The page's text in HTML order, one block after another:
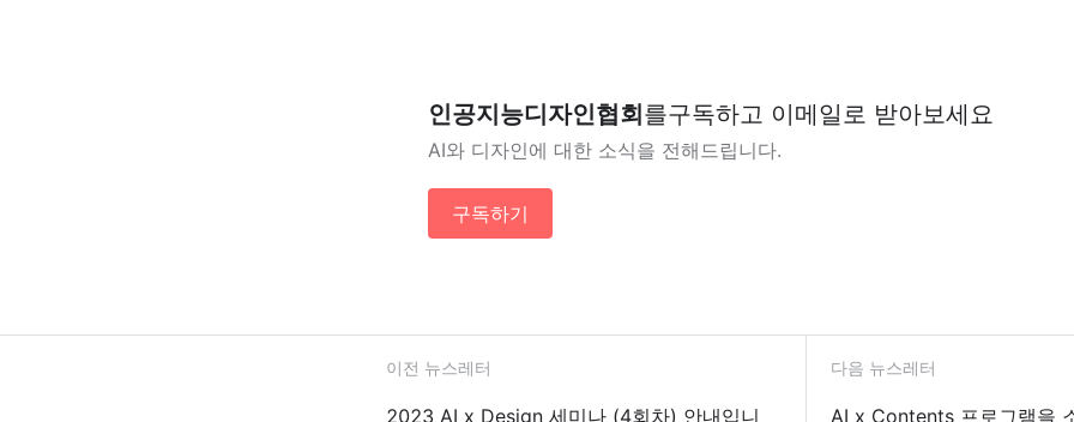
인공지능디자인협회를구독하고 이메일로 받아보세요
AI와 디자인에 대한 소식을 전해드립니다.
구독하기
이전 뉴스레터
2023 AI x Design 세미나 (4회차) 안내입니
다음 뉴스레터
AI x Contents 프로그램을